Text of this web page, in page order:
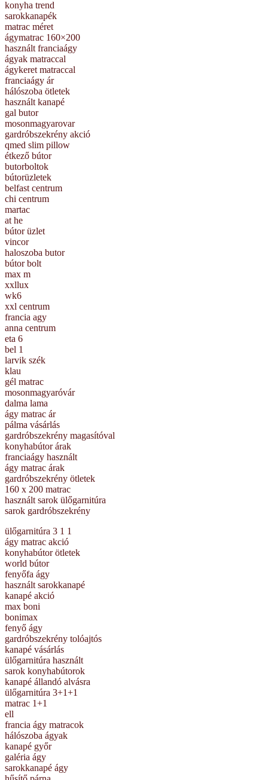
konyha trend
sarokkanapék
matrac méret
ágymatrac 160×200
használt franciaágy
ágyak matraccal
ágykeret matraccal
franciaágy ár
hálószoba ötletek
használt kanapé
gal butor
mosonmagyarovar
gardróbszekrény akció
qmed slim pillow
étkező bútor
butorboltok
bútorüzletek
belfast centrum
chi centrum
martac
at he
bútor üzlet
vincor
haloszoba butor
bútor bolt
max m
xxllux
wk6
xxl centrum
francia agy
anna centrum
eta 6
bel 1
larvik szék
klau
gél matrac
mosonmagyaróvár
dalma lama
ágy matrac ár
pálma vásárlás
gardróbszekrény magasítóval
konyhabútor árak
franciaágy használt
ágy matrac árak
gardróbszekrény ötletek
160 x 200 matrac
használt sarok ülőgarnitúra
sarok gardróbszekrény
ülőgarnitúra 3 1 1
ágy matrac akció
konyhabútor ötletek
world bútor
fenyőfa ágy
használt sarokkanapé
kanapé akció
max boni
bonimax
fenyő ágy
gardróbszekrény tolóajtós
kanapé vásárlás
ülőgarnitúra használt
sarok konyhabútorok
kanapé állandó alvásra
ülőgarnitúra 3+1+1
matrac 1+1
ell
francia ágy matracok
hálószoba ágyak
kanapé győr
galéria ágy
sarokkanapé ágy